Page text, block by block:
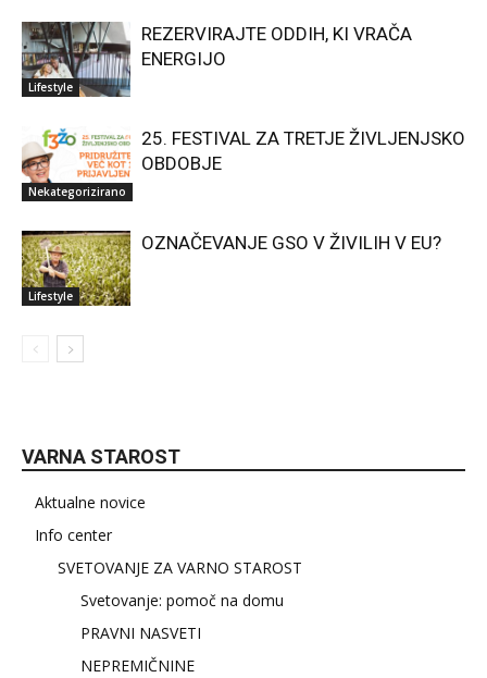
Lifestyle
REZERVIRAJTE ODDIH, KI VRAČA
ENERGIJO
Nekategorizirano
25. FESTIVAL ZA TRETJE ŽIVLJENJSKO
OBDOBJE
Lifestyle
OZNAČEVANJE GSO V ŽIVILIH V EU?
VARNA STAROST
Aktualne novice
Info center
SVETOVANJE ZA VARNO STAROST
Svetovanje: pomoč na domu
PRAVNI NASVETI
NEPREMIČNINE